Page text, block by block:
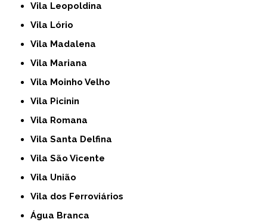
Vila Leopoldina
Vila Lório
Vila Madalena
Vila Mariana
Vila Moinho Velho
Vila Picinin
Vila Romana
Vila Santa Delfina
Vila São Vicente
Vila União
Vila dos Ferroviários
Água Branca